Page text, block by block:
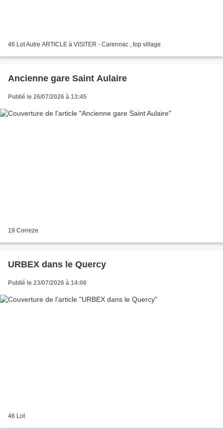
46 Lot Autre ARTICLE à VISITER - Carennac , top village
Ancienne gare Saint Aulaire
Publié le 26/07/2026 à 13:45
19 Correze
URBEX dans le Quercy
Publié le 23/07/2026 à 14:06
46 Lot